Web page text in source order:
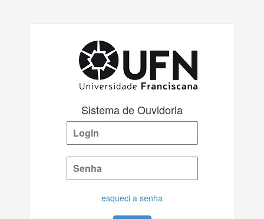
Sistema de Ouvidoria
esqueci a senha